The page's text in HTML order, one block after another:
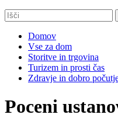
Domov
Vse za dom
Storitve in trgovina
Turizem in prosti čas
Zdravje in dobro
Poceni